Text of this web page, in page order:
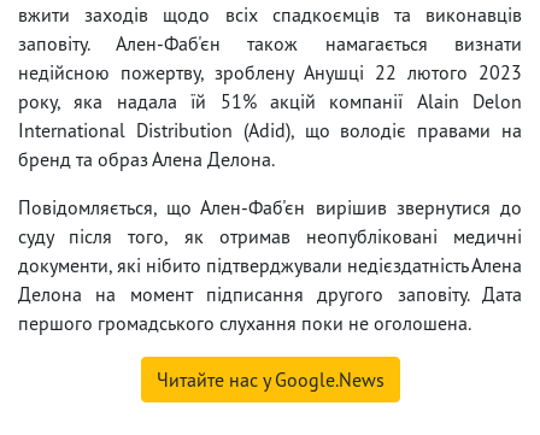
вжити заходів щодо всіх спадкоємців та виконавців
заповіту. Ален-Фаб'єн також намагається визнати
недійсною пожертву, зроблену Анушці 22 лютого 2023
року, яка надала їй 51% акцій компанії Alain Delon
International Distribution (Adid), що володіє правами на
бренд та образ Алена Делона.
Повідомляється, що Ален-Фаб'єн вирішив звернутися до
суду після того, як отримав неопубліковані медичні
документи, які нібито підтверджували недієздатність Алена
Делона на момент підписання другого заповіту. Дата
першого громадського слухання поки не оголошена.
Читайте нас у Google.News